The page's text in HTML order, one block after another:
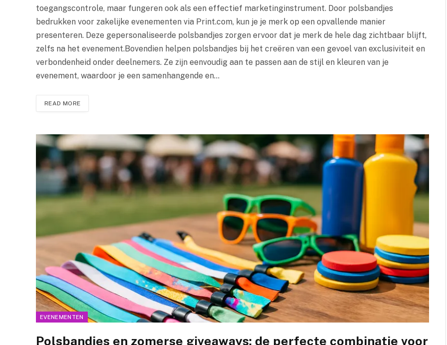
toegangscontrole, maar fungeren ook als een effectief marketinginstrument. Door polsbandjes
bedrukken voor zakelijke evenementen via Print.com, kun je je merk op een opvallende manier
presenteren. Deze gepersonaliseerde polsbandjes zorgen ervoor dat je merk de hele dag zichtbaar blijft,
zelfs na het evenement.Bovendien helpen polsbandjes bij het creëren van een gevoel van exclusiviteit en
verbondenheid onder deelnemers. Ze zijn eenvoudig aan te passen aan de stijl en kleuren van je
evenement, waardoor je een samenhangende en…
READ MORE
EVENEMENTEN
Polsbandjes en zomerse giveaways: de perfecte combinatie voor